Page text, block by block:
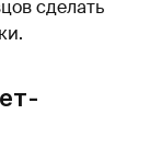
сделать